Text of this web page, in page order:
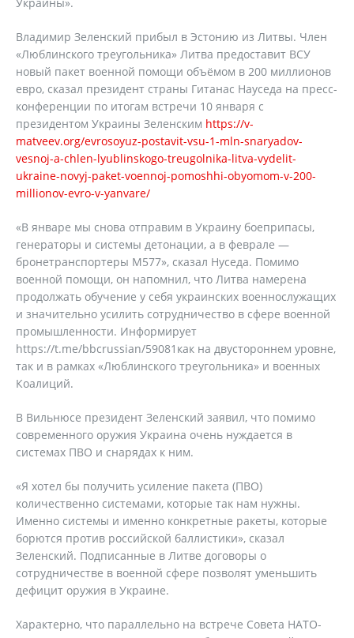
Владимир Зеленский прибыл в Эстонию из Литвы. Член
«Люблинского треугольника» Литва предоставит ВСУ
новый пакет военной помощи объёмом в 200 миллионов
евро, сказал президент страны Гитанас Науседа на пресс-
конференции по итогам встречи 10 января с
президентом Украины Зеленским https://v-
matveev.org/evrosoyuz-postavit-vsu-1-mln-snaryadov-
vesnoj-a-chlen-lyublinskogo-treugolnika-litva-vydelit-
ukraine-novyj-paket-voennoj-pomoshhi-obyomom-v-200-
millionov-evro-v-yanvare/
«В январе мы снова отправим в Украину боеприпасы,
генераторы и системы детонации, а в феврале —
бронетранспортеры М577», сказал Нуседа. Помимо
военной помощи, он напомнил, что Литва намерена
продолжать обучение у себя украинских военнослужащих
и значительно усилить сотрудничество в сфере военной
промышленности. Информирует
https://t.me/bbcrussian/59081как на двустороннем уровне,
так и в рамках «Люблинского треугольника» и военных
Коалиций.
В Вильнюсе президент Зеленский заявил, что помимо
современного оружия Украина очень нуждается в
системах ПВО и снарядах к ним.
«Я хотел бы получить усиление пакета (ПВО)
количественно системами, которые так нам нужны.
Именно системы и именно конкретные ракеты, которые
борются против российской баллистики», сказал
Зеленский. Подписанные в Литве договоры о
сотрудничестве в военной сфере позволят уменьшить
дефицит оружия в Украине.
Характерно, что параллельно на встрече Совета НАТО-